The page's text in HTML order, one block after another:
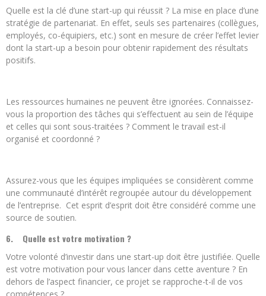
Quelle est la clé d’une start-up qui réussit ? La mise en place d’une
stratégie de partenariat. En effet, seuls ses partenaires (collègues,
employés, co-équipiers, etc.) sont en mesure de créer l’effet levier
dont la start-up a besoin pour obtenir rapidement des résultats
positifs.
Les ressources humaines ne peuvent être ignorées. Connaissez-
vous la proportion des tâches qui s’effectuent au sein de l’équipe
et celles qui sont sous-traitées ? Comment le travail est-il
organisé et coordonné ?
Assurez-vous que les équipes impliquées se considèrent comme
une communauté d’intérêt regroupée autour du développement
de l’entreprise. Cet esprit d’esprit doit être considéré comme une
source de soutien.
6. Quelle est votre motivation ?
Votre volonté d’investir dans une start-up doit être justifiée. Quelle
est votre motivation pour vous lancer dans cette aventure ? En
dehors de l’aspect financier, ce projet se rapproche-t-il de vos